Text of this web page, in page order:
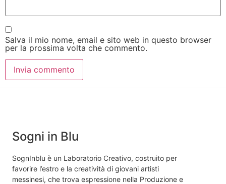
Salva il mio nome, email e sito web in questo browser
per la prossima volta che commento.
Sogni in Blu
SognInblu è un Laboratorio Creativo, costruito per
favorire l’estro e la creatività di giovani artisti
messinesi, che trova espressione nella Produzione e